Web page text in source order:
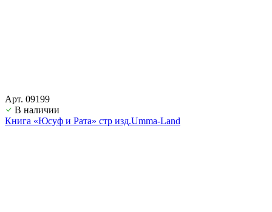
Арт. 09199
В наличии
Книга «Юсуф и Рата» стр изд.Umma-Land